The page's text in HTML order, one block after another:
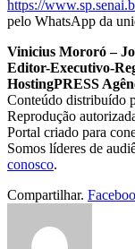
https://
pelo WhatsApp da
Vinicius Mororó –
Editor-Executivo-
HostingPRESS
Conteúdo distribuído
Reprodução
Portal criado para
Somos líderes de
conosco.
Compartilhar.